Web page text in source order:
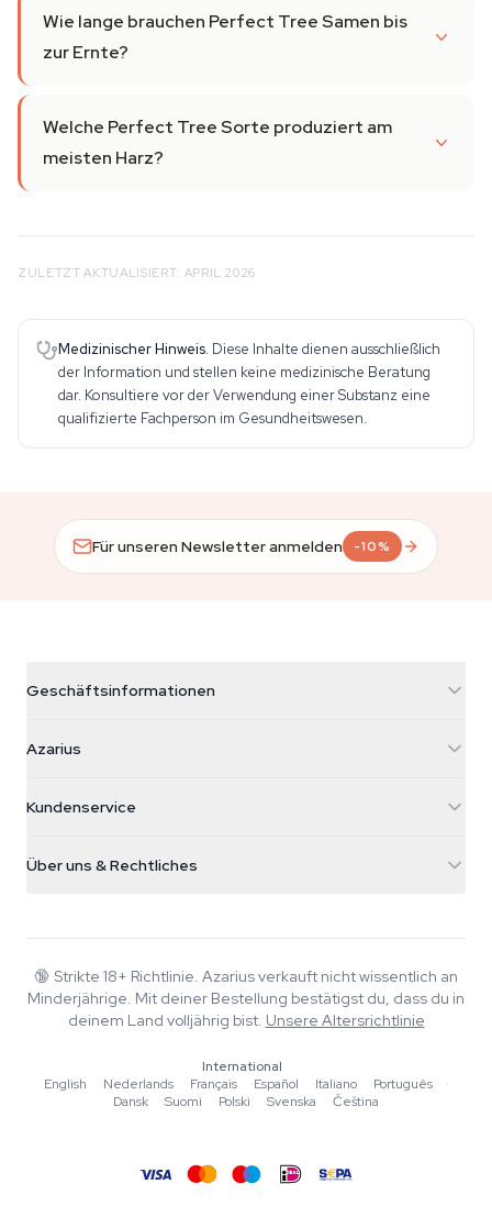
Wie lange brauchen Perfect Tree Samen bis
zur Ernte?
Welche Perfect Tree Sorte produziert am
meisten Harz?
ZULETZT AKTUALISIERT: APRIL 2026
Medizinischer Hinweis. Diese Inhalte dienen ausschließlich
der Information und stellen keine medizinische Beratung
dar. Konsultiere vor der Verwendung einer Substanz eine
qualifizierte Fachperson im Gesundheitswesen.
Für unseren Newsletter anmelden -10%
Geschäftsinformationen
Galvaniweg 11
Nederland
+31(0)204897914
Azarius
Smokeshop
Kundenservice
FAQ
Datenschutzrichtlinie
Über uns & Rechtliches
Wiki
Blog
Musik
Redaktionelle Standards
Tools & Rechner
🔞 Strikte 18+ Richtlinie. Azarius verkauft nicht wissentlich an
Minderjährige. Mit deiner Bestellung bestätigst du, dass du in
deinem Land volljährig bist. Unsere Altersrichtlinie
International
English
·Nederlands ·Français ·Español ·Italiano ·Português
·
Dansk
·Suomi ·Polski ·Svenska ·Čeština